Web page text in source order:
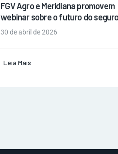
FGV Agro e Meridiana promovem
webinar sobre o futuro do
30 de abril de 2026
Leia Mais